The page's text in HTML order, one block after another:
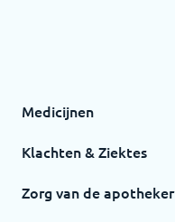
Medicijnen
Klachten & Ziektes
Zorg van de apotheker